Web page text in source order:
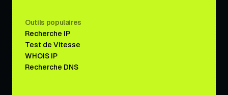
Outils populaires
Recherche IP
Test de Vitesse
WHOIS IP
Recherche DNS